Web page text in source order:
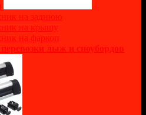
на заднюю
на крышу
на фаркоп
лыж и сноубордов